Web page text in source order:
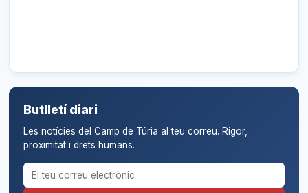
Butlletí diari
Les notícies del Camp de Túria al teu correu. Rigor,
proximitat i drets humans.
Correu electrònic per al butlletí